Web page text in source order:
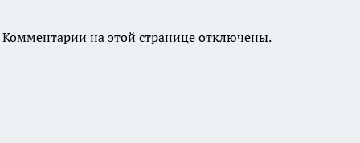
Комментарии на этой странице отключены.